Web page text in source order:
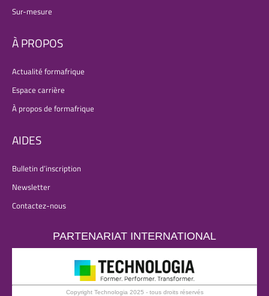
Sur-mesure
À PROPOS
Actualité formafrique
Espace carrière
À propos de formafrique
AIDES
Bulletin d’inscription
Newsletter
Contactez-nous
PARTENARIAT INTERNATIONAL
Copyright Technologia 2025 - tous droits réservés